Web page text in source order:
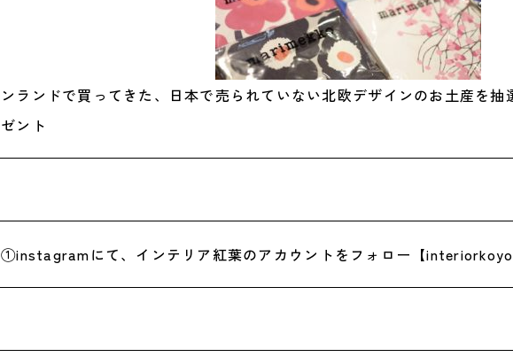
ンランドで買ってきた、日本で売られていない北欧デザインのお 土産を抽
ゼント
①instagramにて、インテリア紅葉のアカウント をフォロー【interiorkoyo